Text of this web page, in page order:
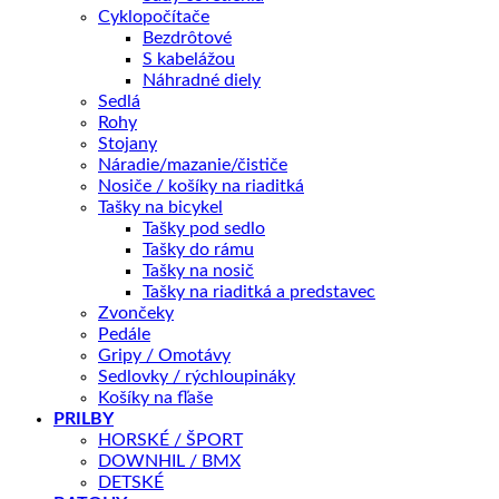
Cyklopočítače
Bezdrôtové
S kabelážou
Náhradné diely
Sedlá
Rohy
Stojany
Náradie/mazanie/čističe
Nosiče / košíky na riaditká
Tašky na bicykel
Tašky pod sedlo
Tašky do rámu
Tašky na nosič
Tašky na riaditká a predstavec
Zvončeky
Pedále
Gripy / Omotávy
Sedlovky / rýchloupináky
Košíky na fľaše
PRILBY
HORSKÉ / ŠPORT
DOWNHIL / BMX
DETSKÉ
vkladanie fľaše z ľavej strany
bočné vkladanie je vhodné najmä pre rámy malých
konštrukcia košíka zaručuje, že fľaša v ňom pevne drží a
nemôže vypadnúť
materiál: UD-karbon
farba: Black/Purple
hmotnosť: 33 gramov
Charakteristika produktu
LIV